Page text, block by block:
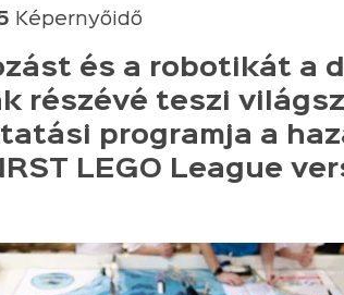
Képernyőidő
és a robotikát a
részévé teszi
programja a
LEGO League